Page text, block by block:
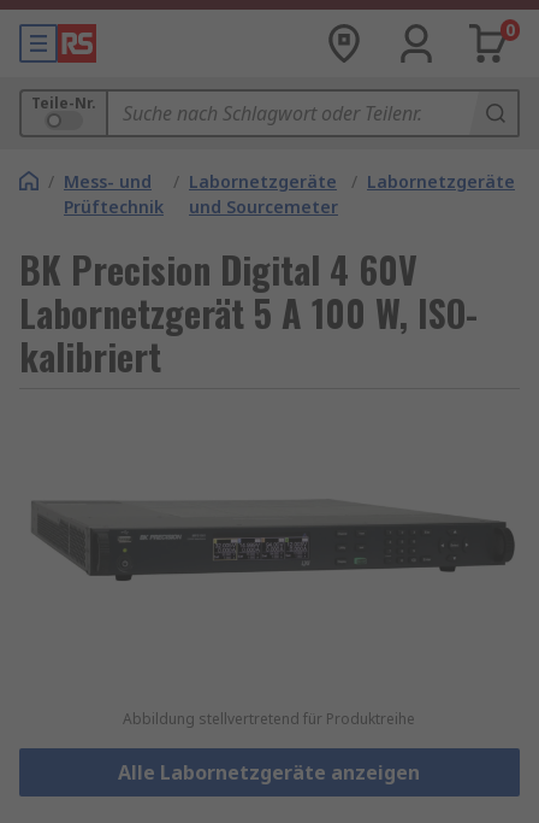
0
Teile-Nr.
/ Mess- und
Prüftechnik
/ Labornetzgeräte
und Sourcemeter
/ Labornetzgeräte
BK Precision Digital 4 60V
Labornetzgerät 5 A 100 W, ISO-
kalibriert
Abbildung stellvertretend für Produktreihe
Alle Labornetzgeräte anzeigen